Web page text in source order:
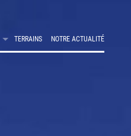
TERRAINS NOTRE ACTUALITÉ